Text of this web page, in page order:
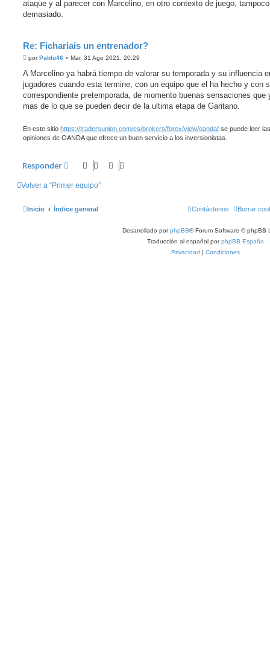
a
j
ataque y al parecer con Marcelino, en otro contexto de juego,
demasiado.
Re: Fichariais un entrenador?
M
n
a
j
porPablo46 » Mar, 31 Ago 2021, 20:29
A Marcelino ya habrá tiempo de valorar su temporada y su influencia
jugadores cuando esta termine, con un equipo que el ha hecho y con
correspondiente pretemporada, de momento buenas sensaciones que
mas de lo que se pueden decir de la ultima etapa de Garitano.
En este sitio https://tradersunion.com/es/brokers/forex/view/oanda/ se puede leer las
opiniones de OANDA que ofrece un buen servicio a los inversionistas.
Responder
Volver a “Primer equipo”
Inicio Índice general Borrar
Contáctenos
Desarrollado porphpBB® Forum Software © phpBB
Traducción al español porphpBB España
Privacidad | Condiciones